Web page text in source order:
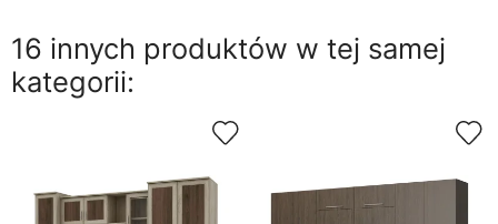
16 innych produktów w tej samej
kategorii: